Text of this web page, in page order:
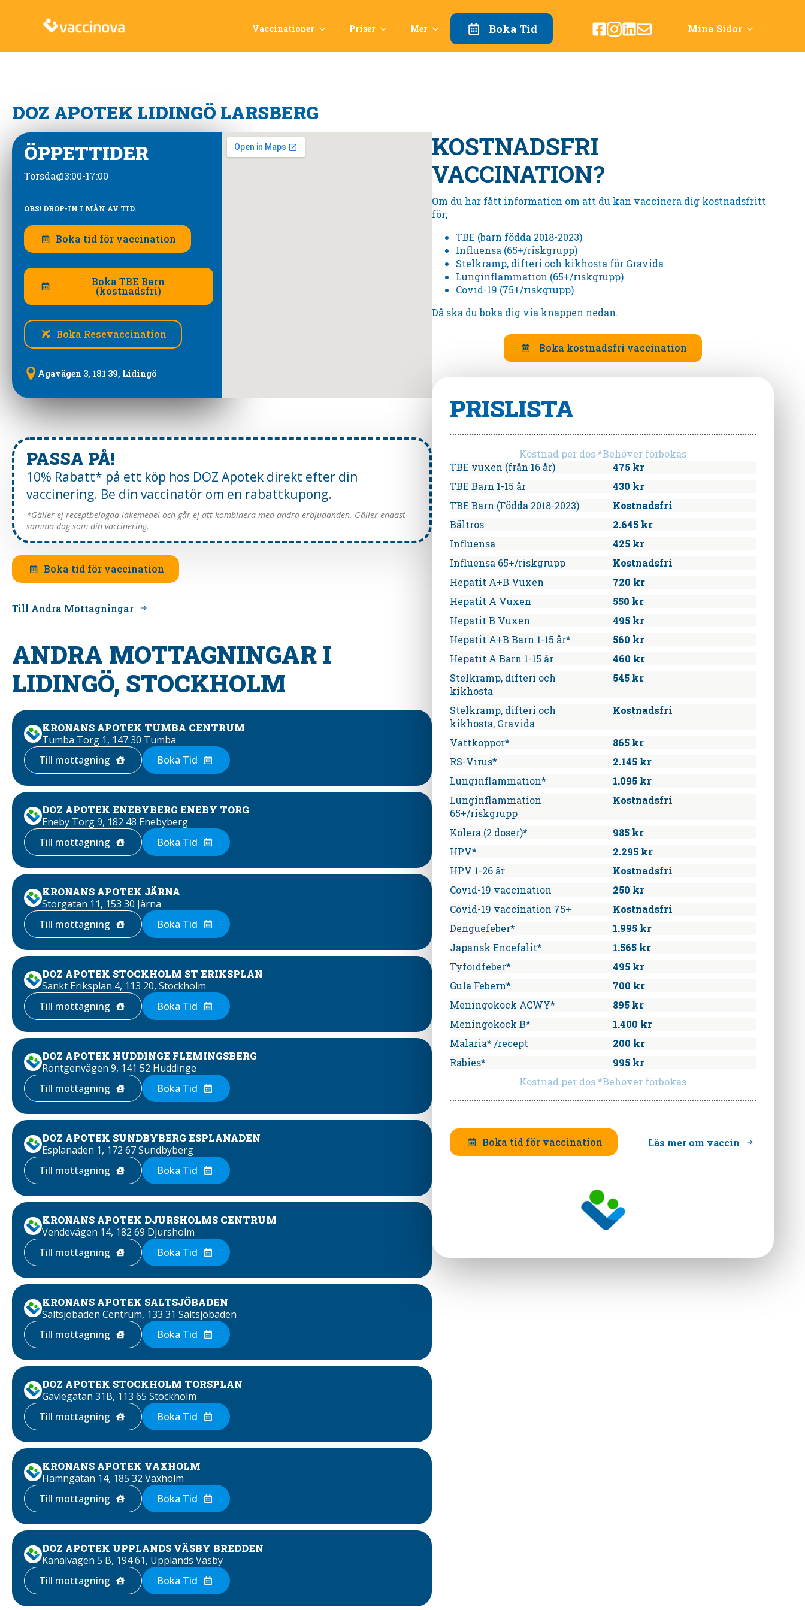
Vaccinationer Priser Mer Boka Tid Mina Sidor
DOZ APOTEK LIDINGÖ LARSBERG
ÖPPETTIDER
Torsdag13:00-17:00
OBS! DROP-IN I MÅN AV TID.
Boka tid för vaccination
Boka TBE Barn
(kostnadsfri)
Boka Resevaccination
Agavägen 3, 181 39, Lidingö
PASSA PÅ!
10% Rabatt* på ett köp hos DOZ Apotek direkt efter din
vaccinering. Be din vaccinatör om en rabattkupong.
*Gäller ej receptbelagda läkemedel och går ej att kombinera med andra erbjudanden. Gäller endast
samma dag som din vaccinering.
Boka tid för vaccination
Till Andra Mottagningar
ANDRA MOTTAGNINGAR I
LIDINGÖ, STOCKHOLM
KRONANS APOTEK TUMBA CENTRUM
Tumba Torg 1, 147 30 Tumba
Till mottagning
Boka Tid
DOZ APOTEK ENEBYBERG ENEBY TORG
Eneby Torg 9, 182 48 Enebyberg
Till mottagning
Boka Tid
KRONANS APOTEK JÄRNA
Storgatan 11, 153 30 Järna
Till mottagning
Boka Tid
DOZ APOTEK STOCKHOLM ST ERIKSPLAN
Sankt Eriksplan 4, 113 20, Stockholm
Till mottagning
Boka Tid
DOZ APOTEK HUDDINGE FLEMINGSBERG
Röntgenvägen 9, 141 52 Huddinge
Till mottagning
Boka Tid
DOZ APOTEK SUNDBYBERG ESPLANADEN
Esplanaden 1, 172 67 Sundbyberg
Till mottagning
Boka Tid
KRONANS APOTEK DJURSHOLMS CENTRUM
Vendevägen 14, 182 69 Djursholm
Till mottagning
Boka Tid
KRONANS APOTEK SALTSJÖBADEN
Saltsjöbaden Centrum, 133 31 Saltsjöbaden
Till mottagning
Boka Tid
DOZ APOTEK STOCKHOLM TORSPLAN
Gävlegatan 31B, 113 65 Stockholm
Till mottagning
Boka Tid
KRONANS APOTEK VAXHOLM
Hamngatan 14, 185 32 Vaxholm
Till mottagning
Boka Tid
DOZ APOTEK UPPLANDS VÄSBY BREDDEN
Kanalvägen 5 B, 194 61, Upplands Väsby
Till mottagning
Boka Tid
KOSTNADSFRI
VACCINATION?
Om du har fått information om att du kan vaccinera dig kostnadsfritt
för;
TBE (barn födda 2018-2023)
Influensa (65+/riskgrupp)
Stelkramp, difteri och kikhosta för Gravida
Lunginflammation (65+/riskgrupp)
Covid-19 (75+/riskgrupp)
Då ska du boka dig via knappen nedan.
Boka kostnadsfri vaccination
PRISLISTA
Kostnad per dos *Behöver förbokas
TBE vuxen (från 16 år)
475 kr
TBE Barn 1-15 år
430 kr
TBE Barn (Födda 2018-2023)
Kostnadsfri
Bältros
2.645 kr
Influensa
425 kr
Influensa 65+/riskgrupp
Kostnadsfri
Hepatit A+B Vuxen
720 kr
Hepatit A Vuxen
550 kr
Hepatit B Vuxen
495 kr
Hepatit A+B Barn 1-15 år*
560 kr
Hepatit A Barn 1-15 år
460 kr
Stelkramp, difteri och
kikhosta
545 kr
Stelkramp, difteri och
kikhosta, Gravida
Kostnadsfri
Vattkoppor*
865 kr
RS-Virus*
2.145 kr
Lunginflammation*
1.095 kr
Lunginflammation
65+/riskgrupp
Kostnadsfri
Kolera (2 doser)*
985 kr
HPV*
2.295 kr
HPV 1-26 år
Kostnadsfri
Covid-19 vaccination
250 kr
Covid-19 vaccination 75+
Kostnadsfri
Denguefeber*
1.995 kr
Japansk Encefalit*
1.565 kr
Tyfoidfeber*
495 kr
Gula Febern*
700 kr
Meningokock ACWY*
895 kr
Meningokock B*
1.400 kr
Malaria* /recept
200 kr
Rabies*
995 kr
Kostnad per dos *Behöver förbokas
Boka tid för vaccination Läs mer om vaccin